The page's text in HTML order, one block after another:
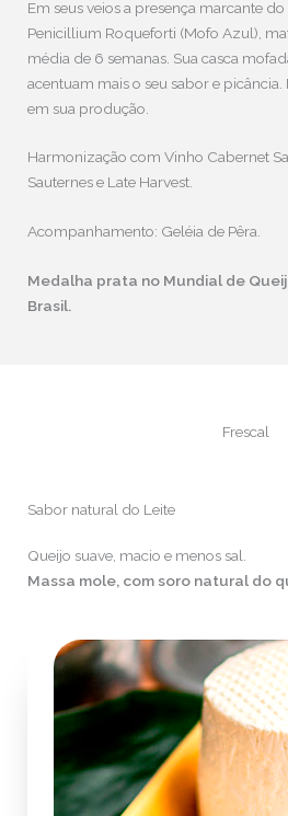
Em seus veios a presença marcante do
Penicillium Roqueforti (Mofo Azul),
média de 6 semanas. Sua casca
acentuam mais o seu sabor e picância.
em sua produção.
Harmonização com Vinho Cabernet
Sauternes e Late Harvest.
Acompanhamento: Geléia de Pêra.
Medalha prata no Mundial de
Brasil.
Frescal
Sabor natural do Leite
Queijo suave, macio e menos sal.
Massa mole, com soro natural do